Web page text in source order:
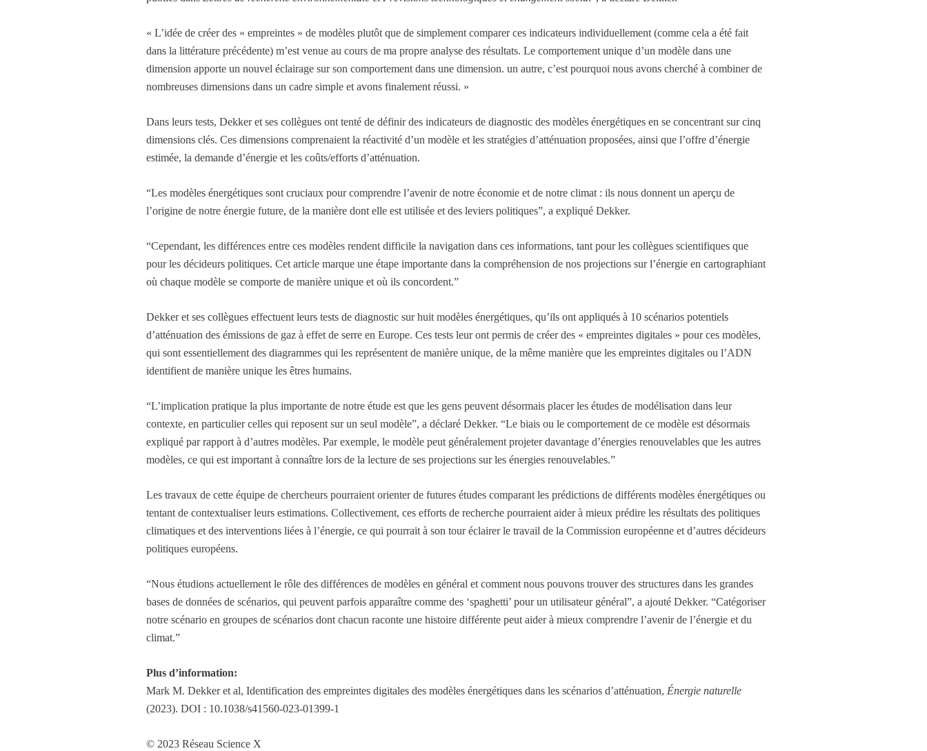
« L’idée de créer des « empreintes » de modèles plutôt que de simplement comparer ces indicateurs individuellement (comme cela a été fait
dans la littérature précédente) m’est venue au cours de ma propre analyse des résultats. Le comportement unique d’un modèle dans une
dimension apporte un nouvel éclairage sur son comportement dans une dimension. un autre, c’est pourquoi nous avons cherché à combiner de
nombreuses dimensions dans un cadre simple et avons finalement réussi. »
Dans leurs tests, Dekker et ses collègues ont tenté de définir des indicateurs de diagnostic des modèles énergétiques en se concentrant sur cinq
dimensions clés. Ces dimensions comprenaient la réactivité d’un modèle et les stratégies d’atténuation proposées, ainsi que l’offre d’énergie
estimée, la demande d’énergie et les coûts/efforts d’atténuation.
“Les modèles énergétiques sont cruciaux pour comprendre l’avenir de notre économie et de notre climat : ils nous donnent un aperçu de
l’origine de notre énergie future, de la manière dont elle est utilisée et des leviers politiques”, a expliqué Dekker.
“Cependant, les différences entre ces modèles rendent difficile la navigation dans ces informations, tant pour les collègues scientifiques que
pour les décideurs politiques. Cet article marque une étape importante dans la compréhension de nos projections sur l’énergie en cartographiant
où chaque modèle se comporte de manière unique et où ils concordent.”
Dekker et ses collègues effectuent leurs tests de diagnostic sur huit modèles énergétiques, qu’ils ont appliqués à 10 scénarios potentiels
d’atténuation des émissions de gaz à effet de serre en Europe. Ces tests leur ont permis de créer des « empreintes digitales » pour ces modèles,
qui sont essentiellement des diagrammes qui les représentent de manière unique, de la même manière que les empreintes digitales ou l’ADN
identifient de manière unique les êtres humains.
“L’implication pratique la plus importante de notre étude est que les gens peuvent désormais placer les études de modélisation dans leur
contexte, en particulier celles qui reposent sur un seul modèle”, a déclaré Dekker. “Le biais ou le comportement de ce modèle est désormais
expliqué par rapport à d’autres modèles. Par exemple, le modèle peut généralement projeter davantage d’énergies renouvelables que les autres
modèles, ce qui est important à connaître lors de la lecture de ses projections sur les énergies renouvelables.”
Les travaux de cette équipe de chercheurs pourraient orienter de futures études comparant les prédictions de différents modèles énergétiques ou
tentant de contextualiser leurs estimations. Collectivement, ces efforts de recherche pourraient aider à mieux prédire les résultats des politiques
climatiques et des interventions liées à l’énergie, ce qui pourrait à son tour éclairer le travail de la Commission européenne et d’autres décideurs
politiques européens.
“Nous étudions actuellement le rôle des différences de modèles en général et comment nous pouvons trouver des structures dans les grandes
bases de données de scénarios, qui peuvent parfois apparaître comme des ‘spaghetti’ pour un utilisateur général”, a ajouté Dekker. “Catégoriser
notre scénario en groupes de scénarios dont chacun raconte une histoire différente peut aider à mieux comprendre l’avenir de l’énergie et du
climat.”
Plus d’information:
Mark M. Dekker et al, Identification des empreintes digitales des modèles énergétiques dans les scénarios d’atténuation, Énergie naturelle
(2023). DOI : 10.1038/s41560-023-01399-1
© 2023 Réseau Science X